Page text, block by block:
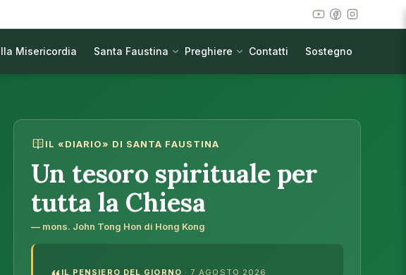
Misericordia Santa Faustina Preghiere Contatti Sostegno
IL «DIARIO» DI SANTA FAUSTINA
Un tesoro spirituale per
tutta la Chiesa
— mons. John Tong Hon di Hong Kong
IL PENSIERO DEL GIORNO · 7 AGOSTO 2026